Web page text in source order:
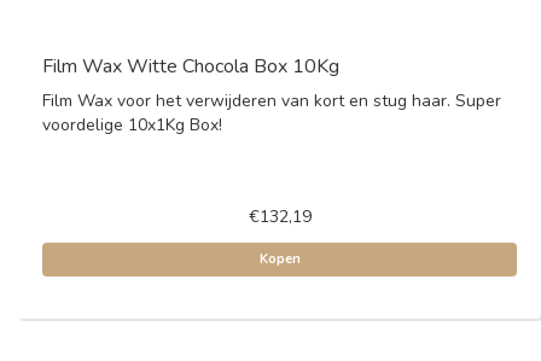
Film Wax Witte Chocola Box 10Kg
Film Wax voor het verwijderen van kort en stug haar. Super
voordelige 10x1Kg Box!
€132,19
Kopen